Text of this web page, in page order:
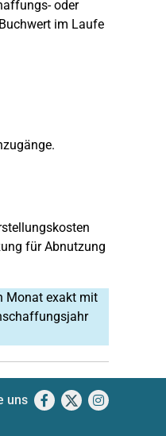
oder
im Laufe
für Abnutzung
Monat exakt mit
uns Facebook
X Instagram